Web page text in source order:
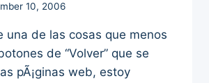
10, 2006
una de las cosas que menos
de “Volver” que se
pÃ¡ginas web, estoy